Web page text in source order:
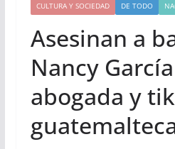
CULTURA Y SOCIEDAD DE TODO
Asesinan a
Nancy
abogada y